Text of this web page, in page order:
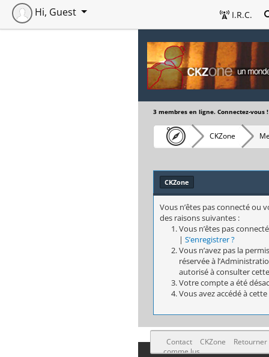
I.R.C.
Hi, Guest
3 membres en ligne. Connectez-vous !
CKZone
CKZone
Vous n’êtes pas connecté ou
des raisons suivantes :
Vous n’êtes pas
| S’enregistrer ?
Vous n’avez pas la
réservée à
autorisé à consulter
Votre compte a été
Vous avez accédé à
Contact CKZone
comme lus